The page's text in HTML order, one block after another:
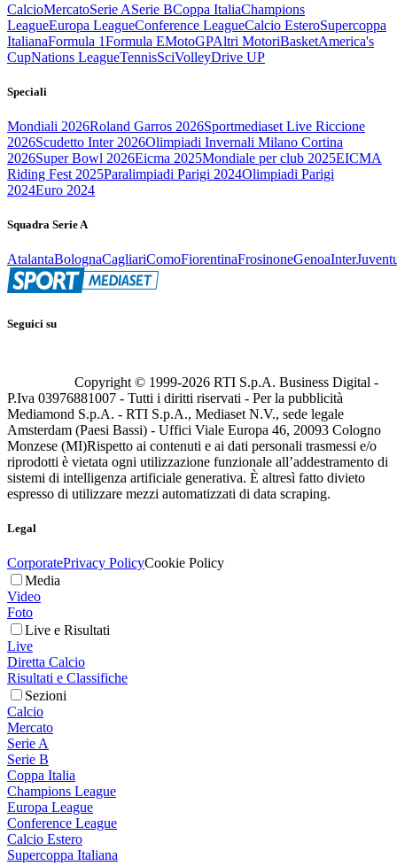
CalcioMercatoSerie ASerie BCoppa ItaliaChampions
LeagueEuropa LeagueConference LeagueCalcio EsteroSupercoppa
ItalianaFormula 1Formula EMotoGPAltri MotoriBasketAmerica's
CupNations LeagueTennisSciVolleyDrive UP
Speciali
Mondiali 2026Roland Garros 2026Sportmediaset Live Riccione
2026Scudetto Inter 2026Olimpiadi Invernali Milano Cortina
2026Super Bowl 2026Eicma 2025Mondiale per club 2025EICMA
Riding Fest 2025Paralimpiadi Parigi 2024Olimpiadi Parigi
2024Euro 2024
Squadra Serie A
AtalantaBolognaCagliariComoFiorentinaFrosinoneGenoaInter
Seguici su
Copyright © 1999-2026 RTI S.p.A. Business Digital -
P.Iva 03976881007 - Tutti i diritti riservati - Per la pubblicità
Mediamond S.p.A. - RTI S.p.A., Mediaset N.V., sede legale
Amsterdam (Paesi Bassi) - Uffici Viale Europa 46, 20093 Cologno
Monzese (MI)Rispetto ai contenuti e ai dati personali trasmessi e/o
riprodotti è vietata ogni utilizzazione funzionale all’addestramento di
sistemi di intelligenza artificiale generativa. È altresì fatto divieto
espresso di utilizzare mezzi automatizzati di data scraping.
Legal
CorporatePrivacy PolicyCookie Policy
Media
Video
Foto
Live e Risultati
Live
Diretta Calcio
Risultati e Classifiche
Sezioni
Calcio
Mercato
Serie A
Serie B
Coppa Italia
Champions League
Europa League
Conference League
Calcio Estero
Supercoppa Italiana